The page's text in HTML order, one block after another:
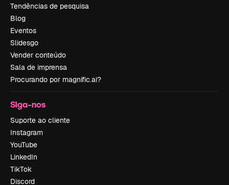
Tendências de pesquisa
Blog
Eventos
Slidesgo
Vender conteúdo
Sala de imprensa
Procurando por magnific.ai?
Siga-nos
Suporte ao cliente
Instagram
YouTube
LinkedIn
TikTok
Discord